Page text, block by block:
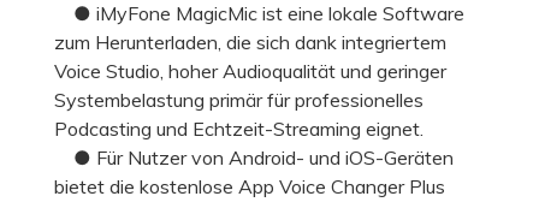
● iMyFone MagicMic ist eine lokale Software
zum Herunterladen, die sich dank integriertem
Voice Studio, hoher Audioqualität und geringer
Systembelastung primär für professionelles
Podcasting und Echtzeit-Streaming eignet.
● Für Nutzer von Android- und iOS-Geräten
bietet die kostenlose App Voice Changer Plus